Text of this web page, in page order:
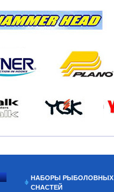
НАБОРЫ РЫБОЛОВНЫХ
СНАСТЕЙ